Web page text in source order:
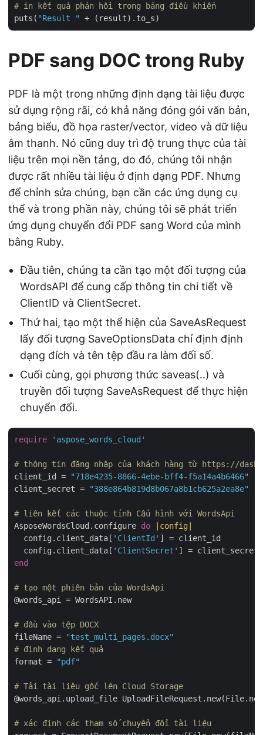
# in kết quả phản hồi trong bảng điều khiển
puts( "Result "
PDF sang DOC trong Ruby
PDF là một trong những định dạng tài liệu được
sử dụng rộng rãi, có khả năng đóng gói văn bản,
bảng biểu, đồ họa raster/vector, video và dữ liệu
âm thanh. Nó cũng duy trì độ trung thực của tài
liệu trên mọi nền tảng, do đó, chúng tôi nhận
được rất nhiều tài liệu ở định dạng PDF. Nhưng
để chỉnh sửa chúng, bạn cần các ứng dụng cụ
thể và trong phần này, chúng tôi sẽ phát triển
ứng dụng chuyển đổi PDF sang Word của mình
bằng Ruby.
Đầu tiên, chúng ta cần tạo một đối tượng của
WordsAPI để cung cấp thông tin chi tiết về
ClientID và ClientSecret.
Thứ hai, tạo một thể hiện của SaveAsRequest
lấy đối tượng SaveOptionsData chỉ định định
dạng đích và tên tệp đầu ra làm đối số.
Cuối cùng, gọi phương thức saveas(..) và
truyền đối tượng SaveAsRequest để thực hiện
chuyển đổi.
require 'aspose_words_cloud'
# thông tin đăng nhập của khách hàng từ https://
client_id =
"718e4235-8866-4ebe-bff4-f5a14a4b6466"
client_secret =
"388e864b819d8b067a8b1cb625a2ea8e"
# liên kết các thuộc tính Cấu hình với WordsApi
AsposeWordsCloud.configure do
|config|
  config.client_data[
'ClientId' ] = client_id
  config.client_data[
'ClientSecret'
end
# tạo một phiên bản của WordsApi
@words_api = WordsAPI.new
# đầu vào tệp DOCX
fileName =
"test_multi_pages.docx"
# định dạng kết quả
format =
"pdf"
# Tải tài liệu gốc lên Cloud Storage
@words_api.upload_file
# xác định các tham số chuyển đổi tài liệu